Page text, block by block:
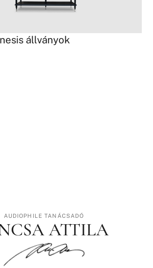
állványok
AUDIOPHILE TANÁCSADÓ
ATTILA